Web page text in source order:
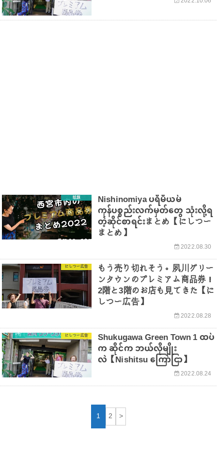
話題 Nishinomiya ပရီမီယမ်
ကုန်ပစ္စည်းလက်မှတ်တွေ သုံးလို့ရ
တဲ့ဆိုင်စာရင်းまとめ【にしつー
まとめ】
2022.08.30
にしつー広告 もう売り切れそう。夙川グリー
ンタウンのプレミアム商品券！
2階と3階のお店も見てきた【に
しつー広告】
2022.08.28
にしつー広告 Shukugawa Green Town 1 ထပ်
က ဆိုင်က ဘယ်လိုမျိုး
လဲ【Nishitsu ကြော်ငြာ】
2022.08.24
1 2 >